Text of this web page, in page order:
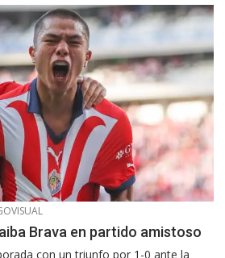
Brava en partido amistoso
con un triunfo por 1-0 ante la